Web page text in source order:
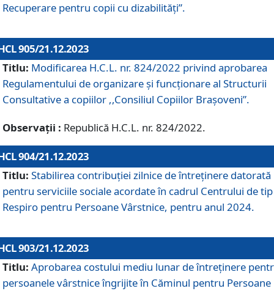
Recuperare pentru copii cu dizabilități”.
905/21.12.2023
Titlu: Modificarea H.C.L. nr. 824/2022 privind aprobarea
Regulamentului de organizare şi funcţionare al Structurii
Consultative a copiilor ,,Consiliul Copiilor Braşoveni”.
Observații : Republică H.C.L. nr. 824/2022.
904/21.12.2023
Titlu: Stabilirea contribuţiei zilnice de întreținere datorată
pentru serviciile sociale acordate în cadrul Centrului de tip
Respiro pentru Persoane Vârstnice, pentru anul 2024.
903/21.12.2023
Titlu: Aprobarea costului mediu lunar de întreţinere
persoanele vârstnice îngrijite în Căminul pentru Persoane